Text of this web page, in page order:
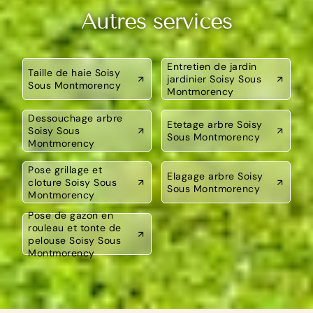
Autres services
Taille de haie Soisy
Sous Montmorency
Entretien de jardin
jardinier Soisy Sous
Montmorency
Dessouchage arbre
Soisy Sous
Montmorency
Etetage arbre Soisy
Sous Montmorency
Pose grillage et
cloture Soisy Sous
Montmorency
Elagage arbre Soisy
Sous Montmorency
Pose de gazon en
rouleau et tonte de
pelouse Soisy Sous
Montmorency